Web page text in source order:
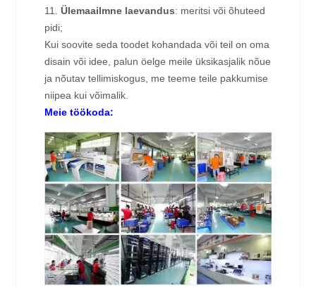
11.Ülemaailmne laevandus: meritsi või õhuteed
pidi;
Kui soovite seda toodet kohandada või teil on oma
disain või idee, palun öelge meile üksikasjalik nõue
ja nõutav tellimiskogus, me teeme teile pakkumise
niipea kui võimalik.
Meie töökoda: